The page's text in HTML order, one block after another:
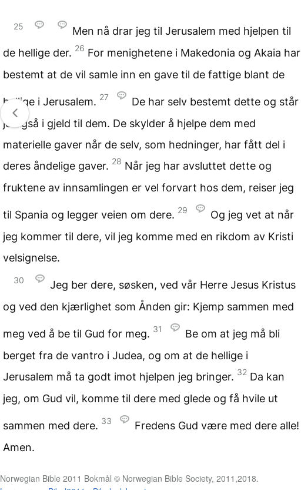
25
Men nå drar jeg til Jerusalem med hjelpen til
de hellige der. 26 For menighetene i Makedonia og Akaia har
bestemt at de vil samle inn en gave til de fattige blant de
hellige i Jerusalem. 27
De har selv bestemt dette og står
jo også i gjeld til dem. De skylder å hjelpe dem med
materielle gaver når de selv, som hedninger, har fått del i
deres åndelige gaver. 28 Når jeg har avsluttet dette og
fruktene av innsamlingen er vel forvart hos dem, reiser jeg
til Spania og legger veien om dere. 29
Og jeg vet at når
jeg kommer til dere, vil jeg komme med en rikdom av Kristi
velsignelse.
30
Jeg ber dere, søsken, ved vår Herre Jesus Kristus
og ved den kjærlighet som Ånden gir: Kjemp sammen med
meg ved å be til Gud for meg. 31
Be om at jeg må bli
berget fra de vantro i Judea, og om at de hellige i
Jerusalem må ta godt imot hjelpen jeg bringer. 32 Da kan
jeg, om Gud vil, komme til dere med glede og få hvile ut
sammen med dere. 33
Fredens Gud være med dere alle!
Amen.
Norwegian Bible 2011 Bokmål © Norwegian Bible Society, 2011,2018.